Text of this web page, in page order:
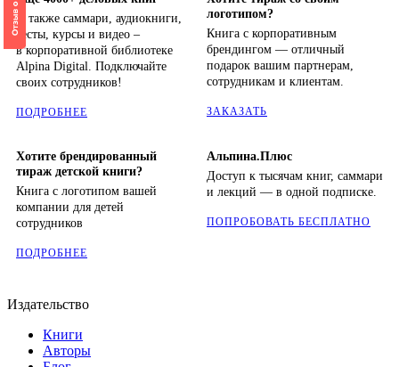
А также саммари, аудиокниги,
тесты, курсы и видео –
в корпоративной библиотеке
Alpina Digital. Подключайте
своих сотрудников!
ПОДРОБНЕЕ
логотипом?
Книга с корпоративным
брендингом — отличный
подарок вашим партнерам,
сотрудникам и клиентам.
ЗАКАЗАТЬ
Хотите брендированный
тираж детской книги?
Книга с логотипом вашей
компании для детей
сотрудников
ПОДРОБНЕЕ
Альпина.Плюс
Доступ к тысячам книг, саммари
и лекций — в одной подписке.
ПОПРОБОВАТЬ БЕСПЛАТНО
Издательство
Книги
Авторы